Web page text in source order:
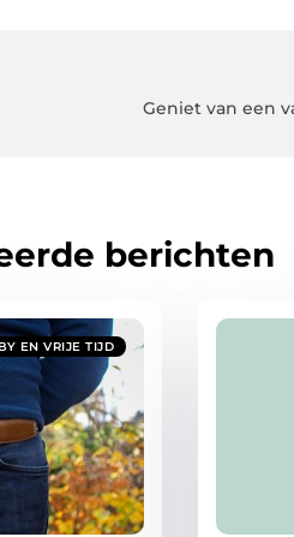
Geniet van een
berichten
EN VRIJE TIJD